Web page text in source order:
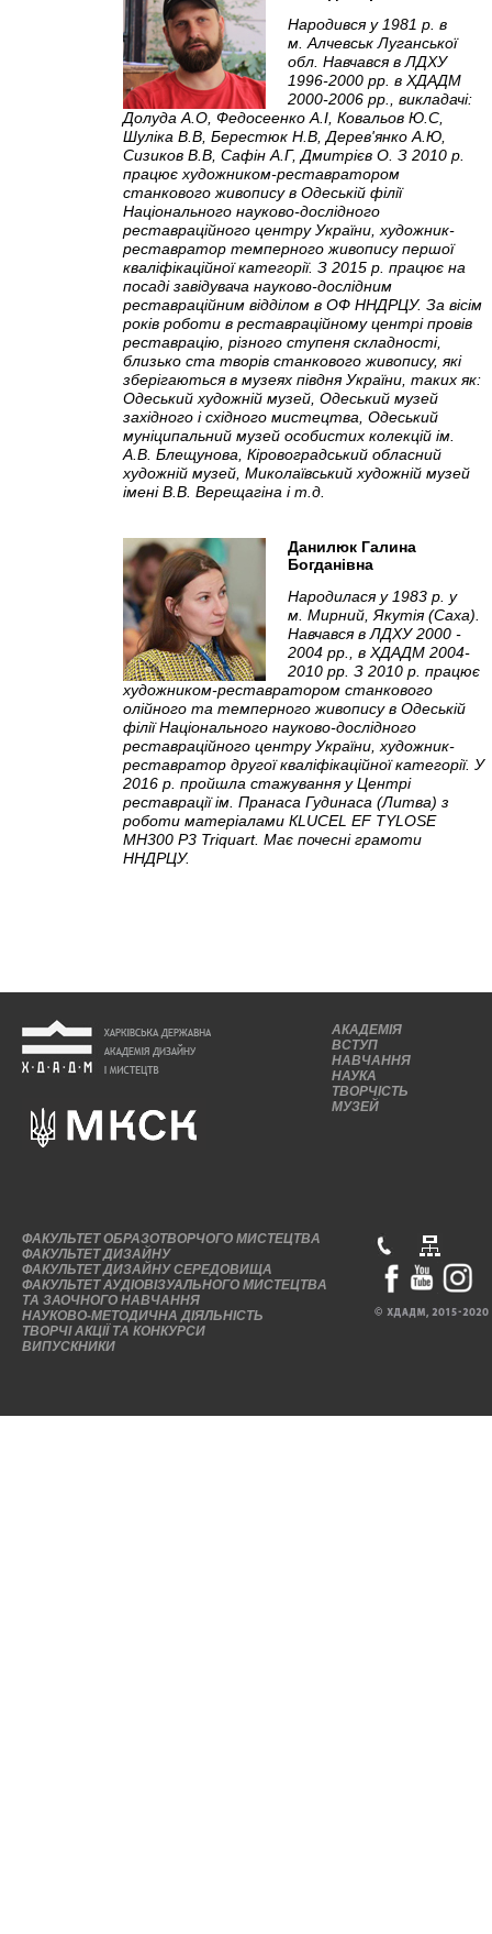
Народився у 1981 р. в
м. Алчевськ Луганської
обл. Навчався в ЛДХУ
1996-2000 рр. в ХДАДМ
2000-2006 рр., викладачі:
Долуда А.О, Федосеенко А.І, Ковальов Ю.С,
Шуліка В.В, Берестюк Н.В, Дерев'янко А.Ю,
Сизиков В.В, Сафін А.Г, Дмитрієв О. З 2010 р.
працює художником-реставратором
станкового живопису в Одеській філії
Національного науково-дослідного
реставраційного центру України, художник-
реставратор темперного живопису першої
кваліфікаційної категорії. З 2015 р. працює на
посаді завідувача науково-дослідним
реставраційним відділом в ОФ ННДРЦУ. За вісім
років роботи в реставраційному центрі провів
реставрацію, різного ступеня складності,
близько ста творів станкового живопису, які
зберігаються в музеях півдня України, таких як:
Одеський художній музей, Одеський музей
західного і східного мистецтва, Одеський
муніципальний музей особистих колекцій ім.
А.В. Блещунова, Кіровоградський обласний
художній музей, Миколаївський художній музей
імені В.В. Верещагіна і т.д.
Данилюк Галина
Богданівна
Народилася у 1983 р. у
м. Мирний, Якутія (Саха).
Навчався в ЛДХУ 2000 -
2004 рр., в ХДАДМ 2004-
2010 рр. З 2010 р. працює
художником-реставратором станкового
олійного та темперного живопису в Одеській
філії Національного науково-дослідного
реставраційного центру України, художник-
реставратор другої кваліфікаційної категорії. У
2016 р. пройшла стажування у Центрі
реставрації ім. Пранаса Гудинаса (Литва) з
роботи матеріалами КLUCEL EF TYLOSE
MH300 P3 Triquart. Має почесні грамоти
ННДРЦУ.
АКАДЕМІЯ
ВСТУП
НАВЧАННЯ
НАУКА
ТВОРЧІСТЬ
МУЗЕЙ
ФАКУЛЬТЕТ ОБРАЗОТВОРЧОГО МИСТЕЦТВА
ФАКУЛЬТЕТ ДИЗАЙНУ
ФАКУЛЬТЕТ ДИЗАЙНУ СЕРЕДОВИЩА
ФАКУЛЬТЕТ АУДІОВІЗУАЛЬНОГО МИСТЕЦТВА
ТА ЗАОЧНОГО НАВЧАННЯ
НАУКОВО-МЕТОДИЧНА ДІЯЛЬНІСТЬ
ТВОРЧІ АКЦІЇ ТА КОНКУРСИ
ВИПУСКНИКИ